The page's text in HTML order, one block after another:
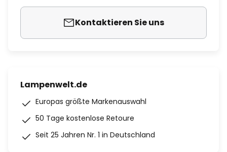
Kontaktieren Sie uns
Lampenwelt.de
Europas größte Markenauswahl
50 Tage kostenlose Retoure
Seit 25 Jahren Nr. 1 in Deutschland